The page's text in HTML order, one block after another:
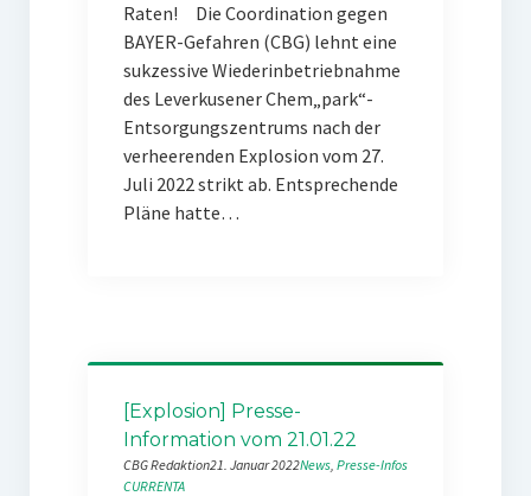
Raten! Die Coordination gegen
BAYER-Gefahren (CBG) lehnt eine
sukzessive Wiederinbetriebnahme
des Leverkusener Chem„park“-
Entsorgungszentrums nach der
verheerenden Explosion vom 27.
Juli 2022 strikt ab. Entsprechende
Pläne hatte…
[Explosion] Presse-
Information vom 21.01.22
CBG Redaktion21. Januar 2022News, Presse-Infos
CURRENTA